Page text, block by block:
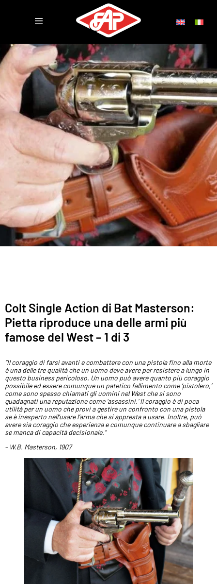
Colt Single Action di Bat Masterson:
Pietta riproduce una delle armi più
famose del West – 1 di 3
“Il coraggio di farsi avanti e combattere con una pistola fino alla morte
è una delle tre qualità che un uomo deve avere per resistere a lungo in
questo business pericoloso. Un uomo può avere quanto più coraggio
possibile ed essere comunque un patetico fallimento come ‘pistolero,’
come sono spesso chiamati gli uomini nel West che si sono
guadagnati una reputazione come ‘assassini.’ Il coraggio è di poca
utilità per un uomo che provi a gestire un confronto con una pistola
se è inesperto nell’usare l’arma che si appresta a usare. Inoltre, può
avere sia coraggio che esperienza e comunque continuare a sbagliare
se manca di capacità decisionale.”
– W.B. Masterson, 1907